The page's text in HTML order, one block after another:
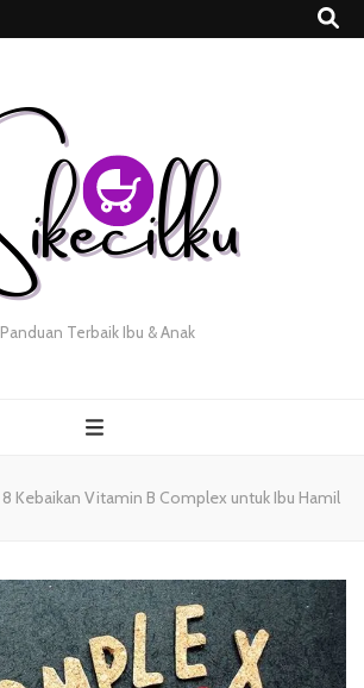
Panduan Terbaik Ibu & Anak
8 Kebaikan Vitamin B Complex untuk Ibu Hamil